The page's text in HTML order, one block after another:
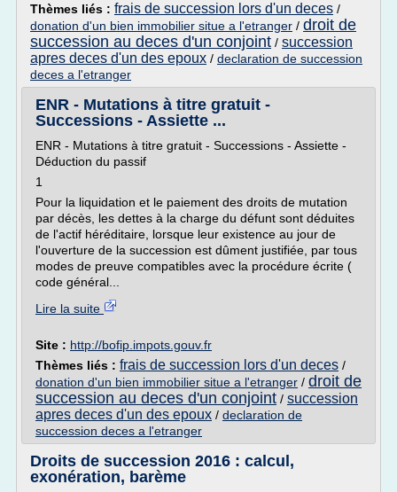
Thèmes liés : frais de succession lors d'un deces /
donation d'un bien immobilier situe a l'etranger / droit de
succession au deces d'un conjoint / succession
apres deces d'un des epoux / declaration de succession
deces a l'etranger
ENR - Mutations à titre gratuit -
Successions - Assiette ...
ENR - Mutations à titre gratuit - Successions - Assiette -
Déduction du passif
1
Pour la liquidation et le paiement des droits de mutation
par décès, les dettes à la charge du défunt sont déduites
de l'actif héréditaire, lorsque leur existence au jour de
l'ouverture de la succession est dûment justifiée, par tous
modes de preuve compatibles avec la procédure écrite (
code général...
Lire la suite
Site : http://bofip.impots.gouv.fr
Thèmes liés : frais de succession lors d'un deces /
donation d'un bien immobilier situe a l'etranger / droit de
succession au deces d'un conjoint / succession
apres deces d'un des epoux / declaration de
succession deces a l'etranger
Droits de succession 2016 : calcul,
exonération, barème